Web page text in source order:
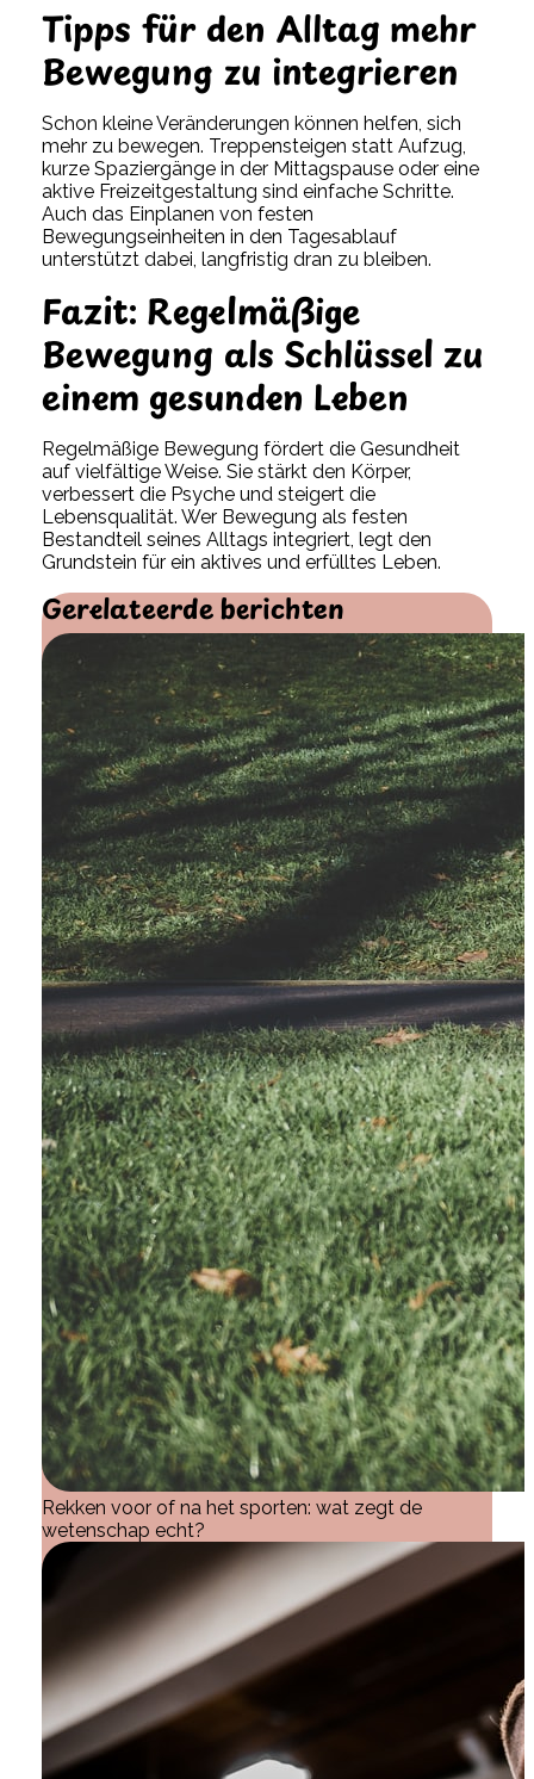
Tipps für den Alltag mehr
Bewegung zu integrieren
Schon kleine Veränderungen können helfen, sich
mehr zu bewegen. Treppensteigen statt Aufzug,
kurze Spaziergänge in der Mittagspause oder eine
aktive Freizeitgestaltung sind einfache Schritte.
Auch das Einplanen von festen
Bewegungseinheiten in den Tagesablauf
unterstützt dabei, langfristig dran zu bleiben.
Fazit: Regelmäßige
Bewegung als Schlüssel zu
einem gesunden Leben
Regelmäßige Bewegung fördert die Gesundheit
auf vielfältige Weise. Sie stärkt den Körper,
verbessert die Psyche und steigert die
Lebensqualität. Wer Bewegung als festen
Bestandteil seines Alltags integriert, legt den
Grundstein für ein aktives und erfülltes Leben.
Gerelateerde berichten
Rekken voor of na het sporten: wat zegt de
wetenschap echt?